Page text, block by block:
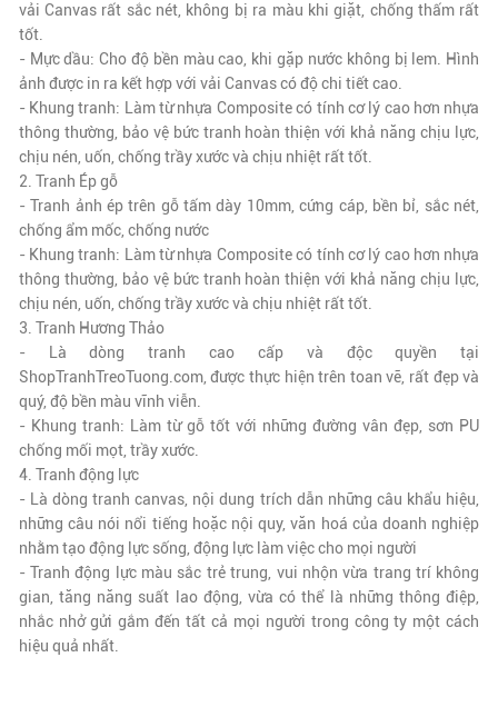
vải Canvas rất sắc nét, không bị ra màu khi giặt, chống thấm rất
tốt.
- Mực dầu: Cho độ bền màu cao, khi gặp nước không bị lem. Hình
ảnh được in ra kết hợp với vải Canvas có độ chi tiết cao.
- Khung tranh: Làm từ nhựa Composite có tính cơ lý cao hơn nhựa
thông thường, bảo vệ bức tranh hoàn thiện với khả năng chịu lực,
chịu nén, uốn, chống trầy xước và chịu nhiệt rất tốt.
2. Tranh Ép gỗ
- Tranh ảnh ép trên gỗ tấm dày 10mm, cứng cáp, bền bỉ, sắc nét,
chống ẩm mốc, chống nước
- Khung tranh: Làm từ nhựa Composite có tính cơ lý cao hơn nhựa
thông thường, bảo vệ bức tranh hoàn thiện với khả năng chịu lực,
chịu nén, uốn, chống trầy xước và chịu nhiệt rất tốt.
3. Tranh Hương Thảo
- Là dòng tranh cao cấp và độc quyền tại
ShopTranhTreoTuong.com, được thực hiện trên toan vẽ, rất đẹp và
quý, độ bền màu vĩnh viễn.
- Khung tranh: Làm từ gỗ tốt với những đường vân đẹp, sơn PU
chống mối mọt, trầy xước.
4. Tranh động lực
- Là dòng tranh canvas, nội dung trích dẫn những câu khẩu hiệu,
những câu nói nổi tiếng hoặc nội quy, văn hoá của doanh nghiệp
nhằm tạo động lực sống, động lực làm việc cho mọi người
- Tranh động lực màu sắc trẻ trung, vui nhộn vừa trang trí không
gian, tăng năng suất lao động, vừa có thể là những thông điệp,
nhắc nhở gửi gắm đến tất cả mọi người trong công ty một cách
hiệu quả nhất.